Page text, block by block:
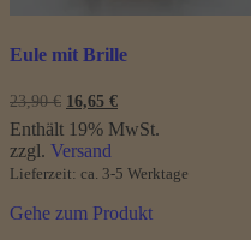
Eule mit Brille
23,90€ Ursprünglicher
Preis
war:
23,90 €
16,65 €Aktueller
Preis
ist:
Enthält 19% MwSt.
zzgl. Versand
Lieferzeit: ca. 3-5 Werktage
Gehe zum Produkt